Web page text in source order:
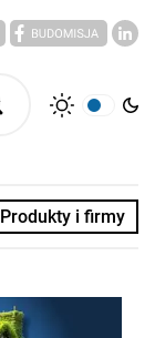
Produkty i firmy